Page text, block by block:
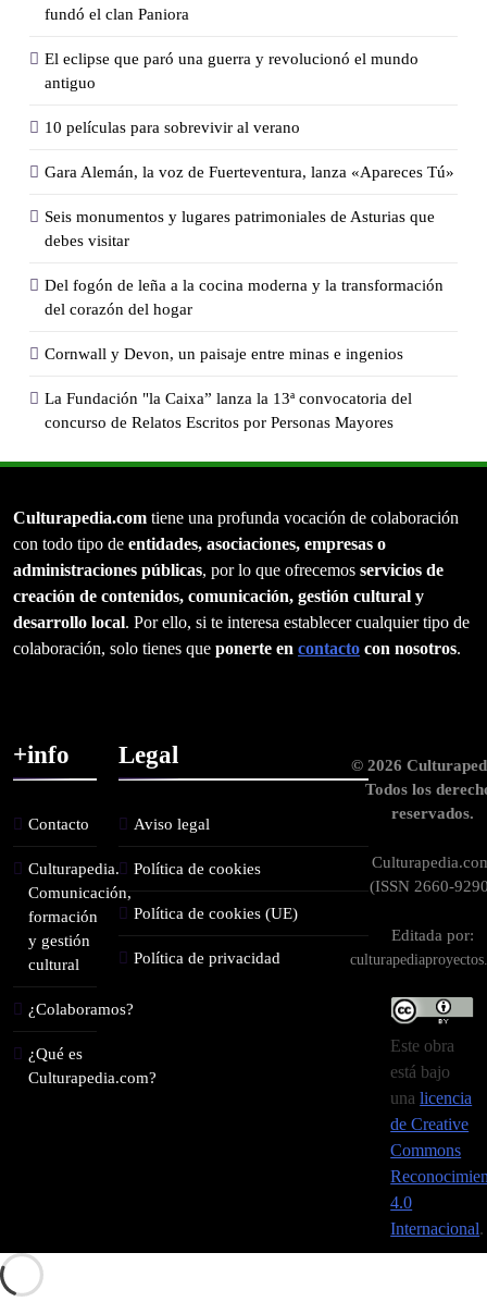
fundó el clan Paniora
El eclipse que paró una guerra y revolucionó el mundo
antiguo
10 películas para sobrevivir al verano
Gara Alemán, la voz de Fuerteventura, lanza «Apareces Tú»
Seis monumentos y lugares patrimoniales de Asturias que
debes visitar
Del fogón de leña a la cocina moderna y la transformación
del corazón del hogar
Cornwall y Devon, un paisaje entre minas e ingenios
La Fundación "la Caixa” lanza la 13ª convocatoria del
concurso de Relatos Escritos por Personas Mayores
Culturapedia.com tiene una profunda vocación de colaboración
con todo tipo de entidades, asociaciones, empresas o
administraciones públicas, por lo que ofrecemos servicios de
creación de contenidos, comunicación, gestión cultural y
desarrollo local. Por ello, si te interesa establecer cualquier tipo de
colaboración, solo tienes que ponerte en contacto con nosotros.
+info
Contacto
Culturapedia.
Comunicación,
formación
y gestión
cultural
¿Colaboramos?
¿Qué es
Culturapedia.com?
Legal
Aviso legal
Política de cookies
Política de cookies (UE)
Política de privacidad
© 2026
Todos los
reservados.
(ISSN 2660-
Editada por:
Este obra
está bajo
unalicencia
de Creative
Commons
4.0
Internacional.